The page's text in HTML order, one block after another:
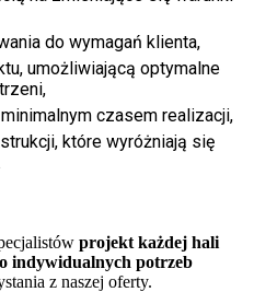
do wymagań klienta,
umożliwiającą optymalne
czasem realizacji,
które wyróżniają się
projekt każdej hali
indywidualnych potrzeb
z naszej oferty.